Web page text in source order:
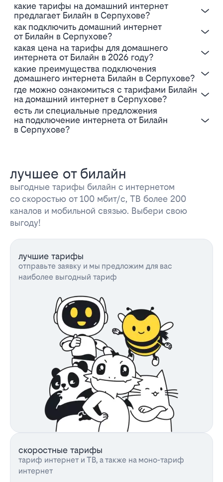
Какие тарифы на домашний интернет
предлагает Билайн в Серпухове?
Как подключить домашний интернет
от Билайн в Серпухове?
Какая цена на тарифы для домашнего
интернета от Билайн в 2026 году?
Какие преимущества подключения
домашнего интернета Билайн в Серпухове?
Где можно ознакомиться с тарифами Билайн
на домашний интернет в Серпухове?
Есть ли специальные предложения
на подключение интернета от Билайн
в Серпухове?
лучшее от билайн
выгодные тарифы билайн с интернетом
со скоростью от 100 мбит/с, ТВ более 200
каналов и мобильной связью. Выбери свою
выгоду!
лучшие тарифы
отправьте заявку и мы предложим для вас
наиболее выгодный тариф
скоростные тарифы
тариф интернет и ТВ, а также на моно-тариф
интернет